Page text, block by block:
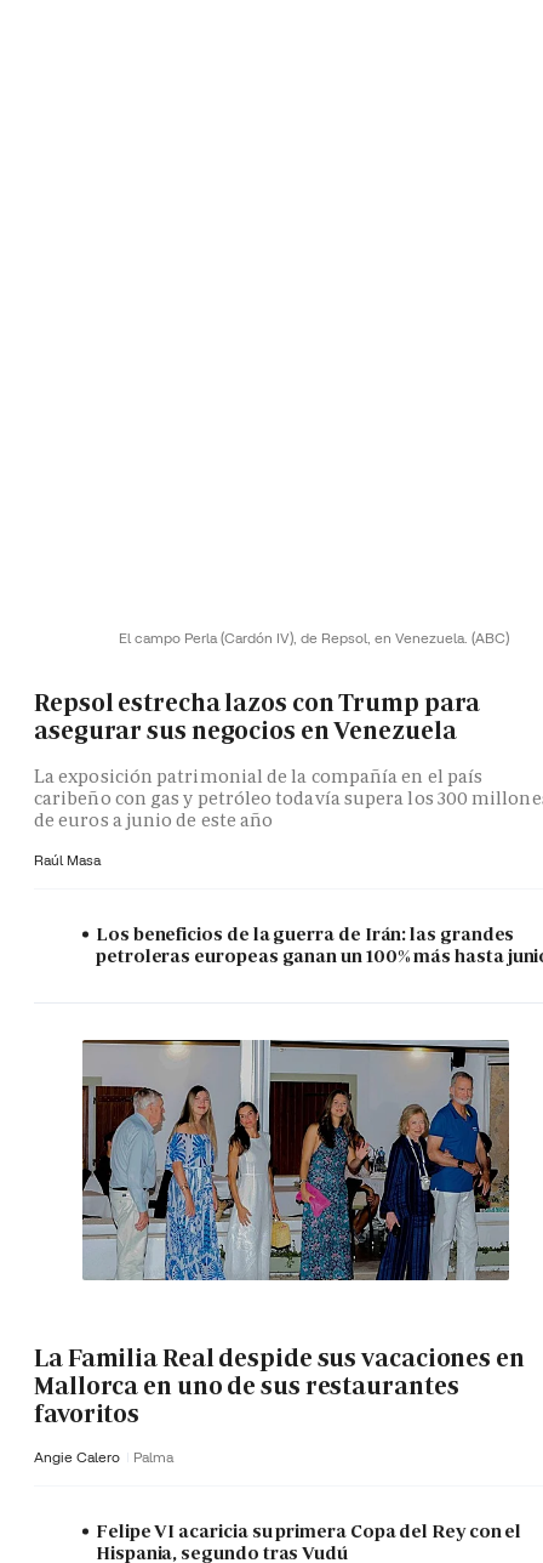
El campo Perla (Cardón IV), de Repsol, en Venezuela. (ABC)
Repsol estrecha lazos con Trump para
asegurar sus negocios en Venezuela
La exposición patrimonial de la compañía en el país
caribeño con gas y petróleo todavía supera los 300
de euros a junio de este año
Raúl Masa
Los beneficios de la guerra de Irán: las grandes
petroleras europeas ganan un 100% más hasta
La Familia Real despide sus vacaciones en
Mallorca en uno de sus restaurantes
favoritos
Angie Calero Palma
Felipe VI acaricia su primera Copa del Rey con el
Hispania, segundo tras Vudú